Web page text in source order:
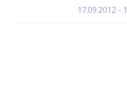
17.09.2012 -